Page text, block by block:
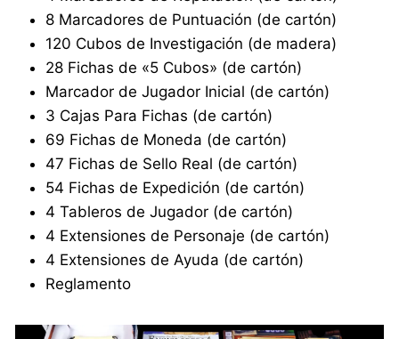
8 Marcadores de Puntuación (de cartón)
120 Cubos de Investigación (de madera)
28 Fichas de «5 Cubos» (de cartón)
Marcador de Jugador Inicial (de cartón)
3 Cajas Para Fichas (de cartón)
69 Fichas de Moneda (de cartón)
47 Fichas de Sello Real (de cartón)
54 Fichas de Expedición (de cartón)
4 Tableros de Jugador (de cartón)
4 Extensiones de Personaje (de cartón)
4 Extensiones de Ayuda (de cartón)
Reglamento